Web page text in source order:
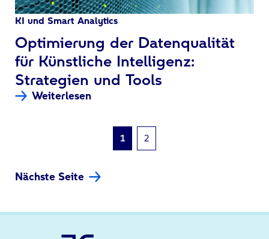
KI und Smart Analytics
:
Optimierung der Datenqualität
für Künstliche Intelligenz:
Strategien und Tools
Weiterlesen
1 2
Nächste Seite